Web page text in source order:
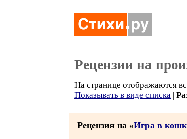
Рецензии на
На странице отображаются
Показывать в виде списка |
Рецензия на «Игра в